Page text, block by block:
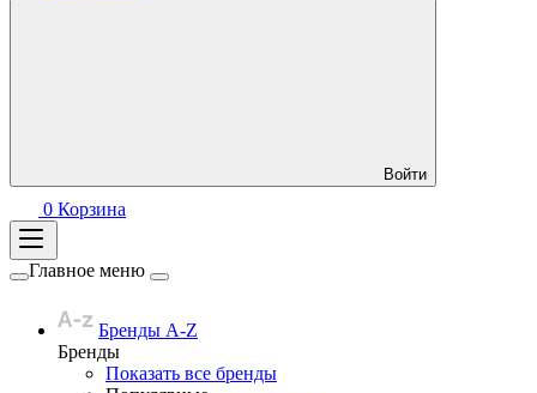
Войти
0 Корзина
Главное меню
Бренды A-Z
Бренды
Показать все бренды